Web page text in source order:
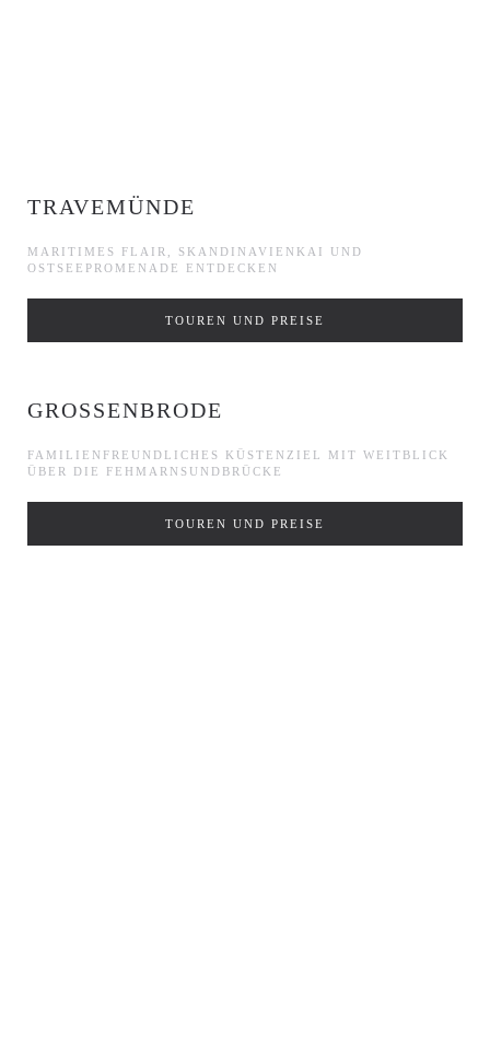
TRAVEMÜNDE
MARITIMES FLAIR, SKANDINAVIENKAI UND
OSTSEEPROMENADE ENTDECKEN
TOUREN UND PREISE
GROSSENBRODE
FAMILIENFREUNDLICHES KÜSTENZIEL MIT WEITBLICK
ÜBER DIE FEHMARNSUNDBRÜCKE
TOUREN UND PREISE